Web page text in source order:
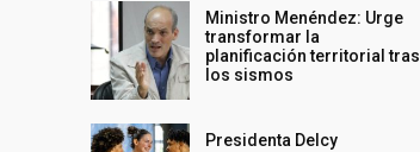
Ministro Menéndez: Urge
transformar la
planificación territorial tras
los sismos
Presidenta Delcy